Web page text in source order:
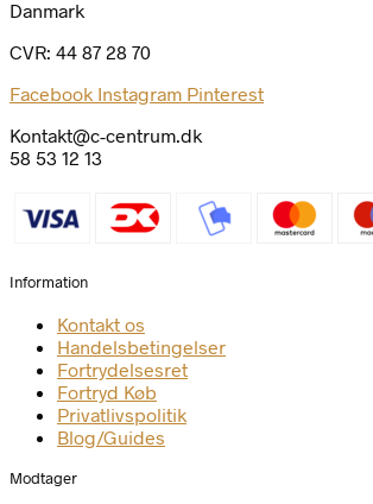
Danmark
CVR: 44 87 28 70
Facebook Instagram Pinterest
Kontakt@c-centrum.dk
58 53 12 13
Information
Kontakt os
Handelsbetingelser
Fortrydelsesret
Fortryd Køb
Privatlivspolitik
Blog/Guides
Modtager